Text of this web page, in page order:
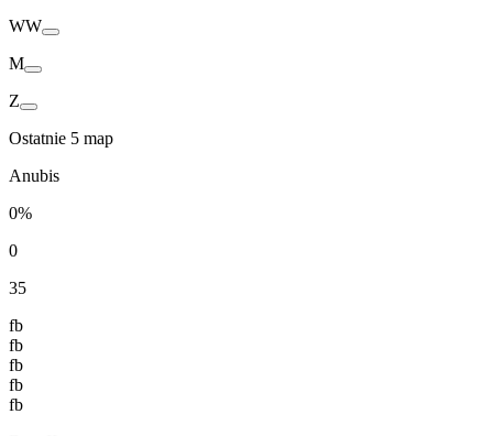
WW
M
Z
Ostatnie 5 map
Anubis
0%
0
35
fb
fb
fb
fb
fb